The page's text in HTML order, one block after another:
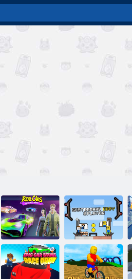
Epické
kaskadérské
kousky se
skutečnými auty
Obby na
skateboardu: 2
hráči